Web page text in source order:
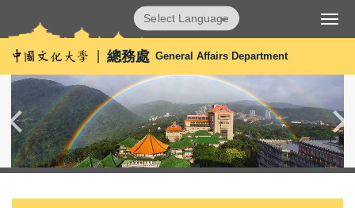
到
主
容
區
總務處 General Affairs Department
Translate